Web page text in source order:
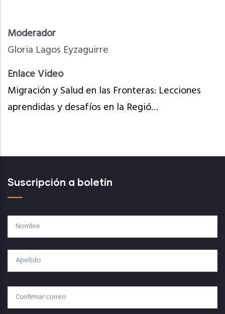
Moderador
Gloria Lagos Eyzaguirre
Enlace Video
Migración y Salud en las Fronteras: Lecciones
aprendidas y desafíos en la Regió…
Suscripción a boletín
Nombre
Apellido
Correo
Correo Electrónico